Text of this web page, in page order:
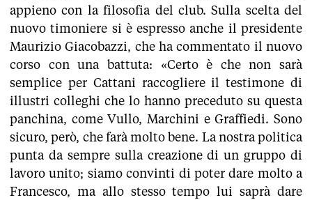
appieno con la filosofia del club. Sulla scelta del
nuovo timoniere si è espresso anche il presidente
Maurizio Giacobazzi, che ha commentato il nuovo
corso con una battuta: «Certo è che non sarà
semplice per Cattani raccogliere il testimone di
illustri colleghi che lo hanno preceduto su questa
panchina, come Vullo, Marchini e Graffiedi. Sono
sicuro, però, che farà molto bene. La nostra politica
punta da sempre sulla creazione di un gruppo di
lavoro unito; siamo convinti di poter dare molto a
Francesco, ma allo stesso tempo lui saprà dare